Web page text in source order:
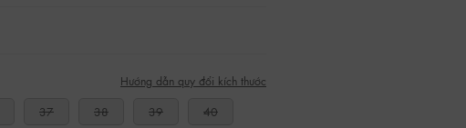
Hướng dẫn quy đổi kích thước
37 38 39 40